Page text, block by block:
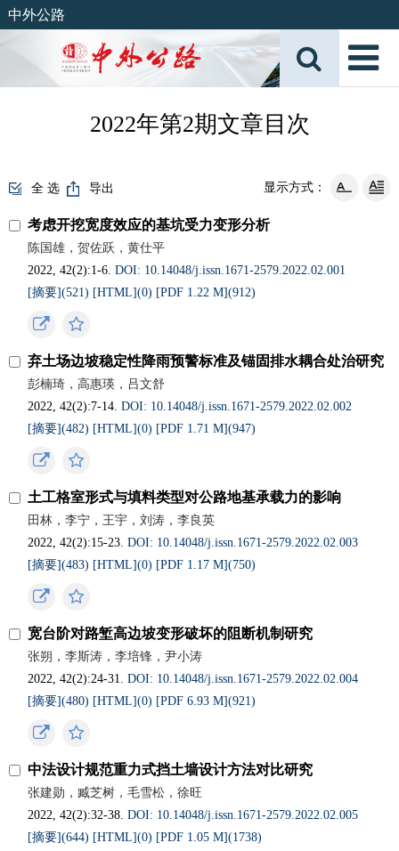
中外公路
2022年第2期文章目次
全 选 导出 显示方式：
考虑开挖宽度效应的基坑受力变形分析
陈国雄，贺佐跃，黄仕平
2022, 42(2):1-6.DOI: 10.14048/j.issn.1671-2579.2022.02.001
[摘要](521) [HTML](0) [PDF 1.22 M](912)
弃土场边坡稳定性降雨预警标准及锚固排水耦合处治研究
彭楠琦，高惠瑛，吕文舒
2022, 42(2):7-14.DOI: 10.14048/j.issn.1671-2579.2022.02.002
[摘要](482) [HTML](0) [PDF 1.71 M](947)
土工格室形式与填料类型对公路地基承载力的影响
田林，李宁，王宇，刘涛，李良英
2022, 42(2):15-23.DOI: 10.14048/j.issn.1671-2579.2022.02.003
[摘要](483) [HTML](0) [PDF 1.17 M](750)
宽台阶对路堑高边坡变形破坏的阻断机制研究
张朔，李斯涛，李培锋，尹小涛
2022, 42(2):24-31.DOI: 10.14048/j.issn.1671-2579.2022.02.004
[摘要](480) [HTML](0) [PDF 6.93 M](921)
中法设计规范重力式挡土墙设计方法对比研究
张建勋，臧芝树，毛雪松，徐旺
2022, 42(2):32-38.DOI: 10.14048/j.issn.1671-2579.2022.02.005
[摘要](644) [HTML](0) [PDF 1.05 M](1738)